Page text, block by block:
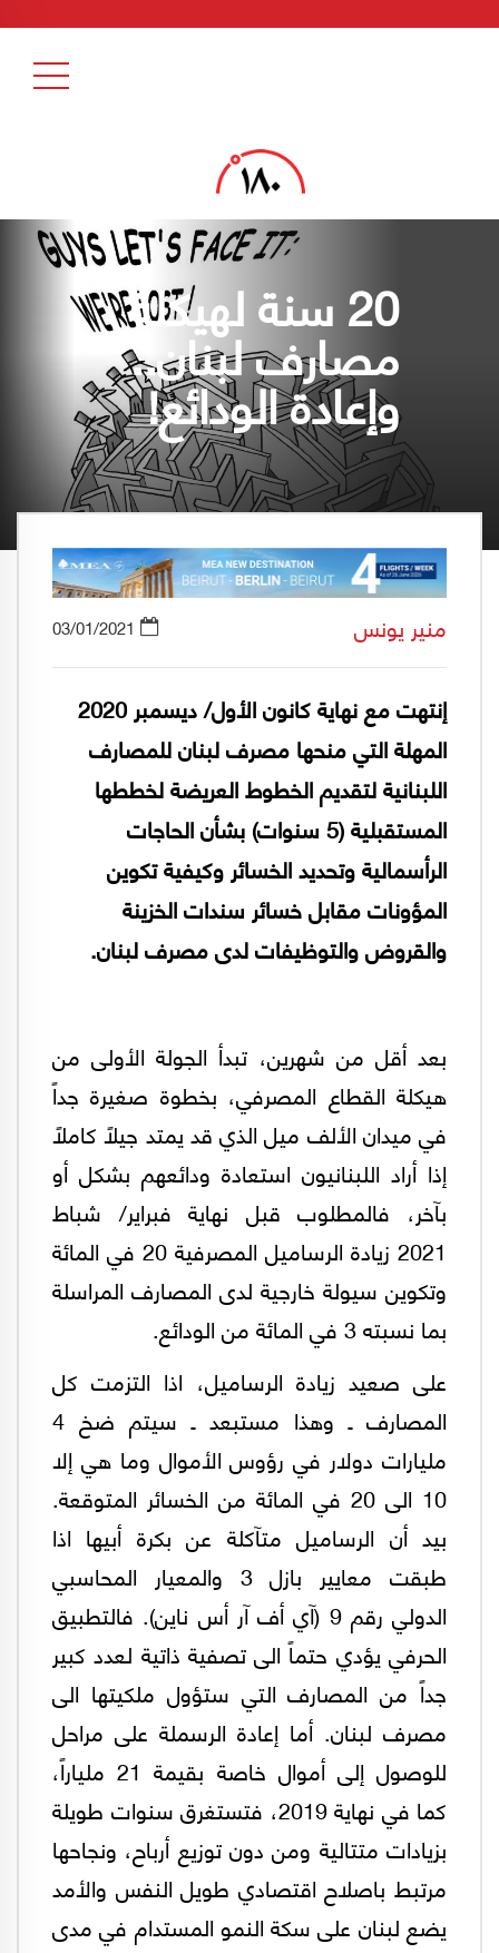
20 سنة لهيكلة
مصارف لبنان..
وإعادة الودائع!
منير يونس 03/01/2021
إنتهت مع نهاية كانون الأول/ ديسمبر 2020
المهلة التي منحها مصرف لبنان للمصارف
اللبنانية لتقديم الخطوط العريضة لخططها
المستقبلية (5 سنوات) بشأن الحاجات
الرأسمالية وتحديد الخسائر وكيفية تكوين
المؤونات مقابل خسائر سندات الخزينة
والقروض والتوظيفات لدى مصرف لبنان.
بعد أقل من شهرين، تبدأ الجولة الأولى من
هيكلة القطاع المصرفي، بخطوة صغيرة جداً
في ميدان الألف ميل الذي قد يمتد جيلاً كاملاً
إذا أراد اللبنانيون استعادة ودائعهم بشكل أو
بآخر، فالمطلوب قبل نهاية فبراير/ شباط
2021 زيادة الرساميل المصرفية 20 في المائة
وتكوين سيولة خارجية لدى المصارف المراسلة
بما نسبته 3 في المائة من الودائع.
على صعيد زيادة الرساميل، اذا التزمت كل
المصارف ـ وهذا مستبعد ـ سيتم ضخ 4
مليارات دولار في رؤوس الأموال وما هي إلا
10 الى 20 في المائة من الخسائر المتوقعة.
بيد أن الرساميل متآكلة عن بكرة أبيها اذا
طبقت معايير بازل 3 والمعيار المحاسبي
الدولي رقم 9 (آي أف آر أس ناين). فالتطبيق
الحرفي يؤدي حتماً الى تصفية ذاتية لعدد كبير
جداً من المصارف التي ستؤول ملكيتها الى
مصرف لبنان. أما إعادة الرسملة على مراحل
للوصول إلى أموال خاصة بقيمة 21 ملياراً،
كما في نهاية 2019، فتستغرق سنوات طويلة
بزيادات متتالية ومن دون توزيع أرباح، ونجاحها
مرتبط باصلاح اقتصادي طويل النفس والأمد
يضع لبنان على سكة النمو المستدام في مدى